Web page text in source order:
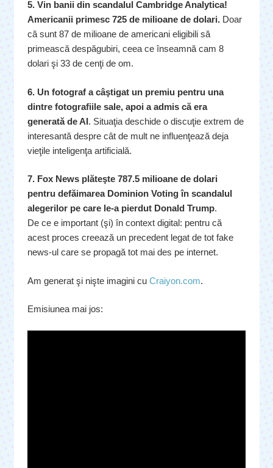
5. Vin banii din scandalul Cambridge Analytica!
Americanii primesc 725 de milioane de dolari. Doar
că sunt 87 de milioane de americani eligibili să
primească despăgubiri, ceea ce înseamnă cam 8
dolari şi 33 de cenţi de om.
6. Un fotograf a câştigat un premiu pentru una
dintre fotografiile sale, apoi a admis că era
generată de AI. Situaţia deschide o discuţie extrem de
interesantă despre cât de mult ne influenţează deja
vieţile inteligenţa artificială.
7. Fox News plăteşte 787.5 milioane de dolari
pentru defăimarea Dominion Voting în scandalul
alegerilor pe care le-a pierdut Donald Trump.
De ce e important (şi) în context digital: pentru că
acest proces creează un precedent legat de tot fake
news-ul care se propagă tot mai des pe internet.
Am generat şi nişte imagini cu Craiyon.com.
Emisiunea mai jos: